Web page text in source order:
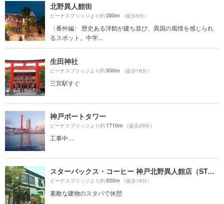
北野異人館街
ビーナスブリッジより約280m （徒歩5分）
〈番外編〉 歴史ある洋館が建ち並び、異国の風情を感じられ
るスポット。中学...
生田神社
ビーナスブリッジより約930m （徒歩16分）
三宮駅すぐ
神戸ポートタワー
ビーナスブリッジより約1710m （徒歩29分）
工事中…
スターバックス・コーヒー 神戸北野異人館店（STARBUCKS COFFEE）
ビーナスブリッジより約920m （徒歩16分）
素敵な建物のスタバで休憩